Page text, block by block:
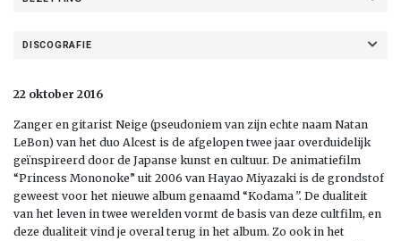
DISCOGRAFIE
22 oktober 2016
Zanger en gitarist Neige (pseudoniem van zijn echte naam Natan
LeBon) van het duo Alcest is de afgelopen twee jaar overduidelijk
geïnspireerd door de Japanse kunst en cultuur. De animatiefilm
“Princess Mononoke” uit 2006 van Hayao Miyazaki is de grondstof
geweest voor het nieuwe album genaamd “Kodama”. De dualiteit
van het leven in twee werelden vormt de basis van deze cultfilm, en
deze dualiteit vind je overal terug in het album. Zo ook in het